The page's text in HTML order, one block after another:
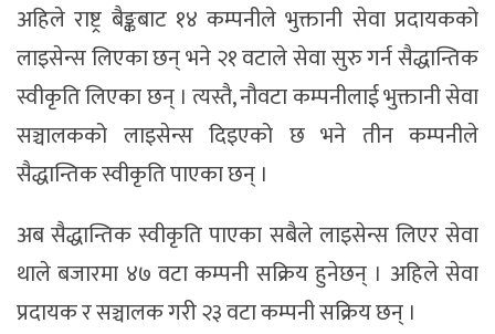
अहिले राष्ट्र बैङ्कबाट १४ कम्पनीले भुक्तानी सेवा प्रदायकको
लाइसेन्स लिएका छन् भने २१ वटाले सेवा सुरु गर्न सैद्धान्तिक
स्वीकृति लिएका छन् । त्यस्तै, नौवटा कम्पनीलाई भुक्तानी सेवा
सञ्चालकको लाइसेन्स दिइएको छ भने तीन कम्पनीले
सैद्धान्तिक स्वीकृति पाएका छन् ।
अब सैद्धान्तिक स्वीकृति पाएका सबैले लाइसेन्स लिएर सेवा
थाले बजारमा ४७ वटा कम्पनी सक्रिय हुनेछन् । अहिले सेवा
प्रदायक र सञ्चालक गरी २३ वटा कम्पनी सक्रिय छन् ।